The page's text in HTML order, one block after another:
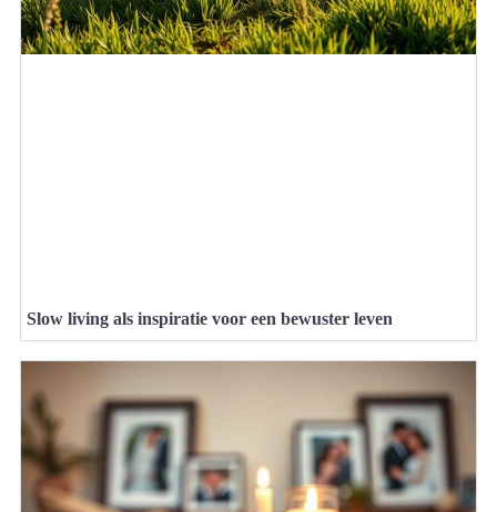
Slow living als inspiratie voor een bewuster leven